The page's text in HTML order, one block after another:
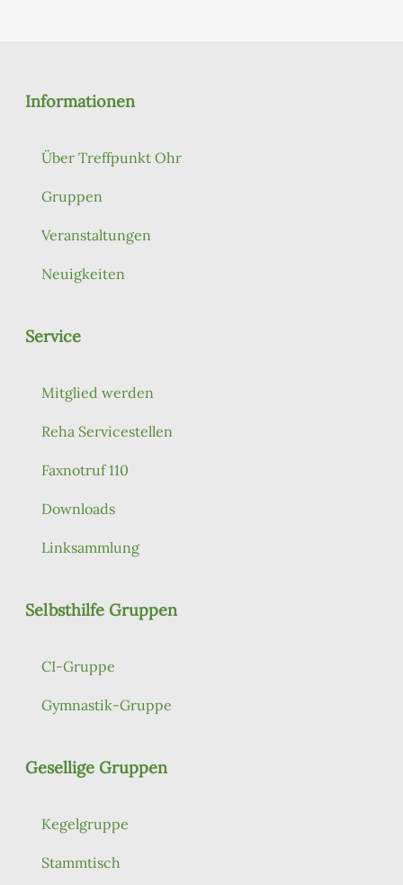
Informationen
Über Treffpunkt Ohr
Gruppen
Veranstaltungen
Neuigkeiten
Service
Mitglied werden
Reha Servicestellen
Faxnotruf 110
Downloads
Linksammlung
Selbsthilfe Gruppen
CI-Gruppe
Gymnastik-Gruppe
Gesellige Gruppen
Kegelgruppe
Stammtisch